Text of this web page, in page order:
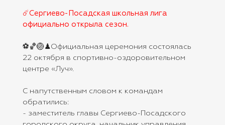
☄️Сергиево-Посадская школьная лига
официально открыла сезон.
⚽️🏀🏐♟Официальная церемония состоялась
22 октября в спортивно-оздоровительном
центре «Луч».
С напутственным словом к командам
обратились:
- заместитель главы Сергиево-Посадского